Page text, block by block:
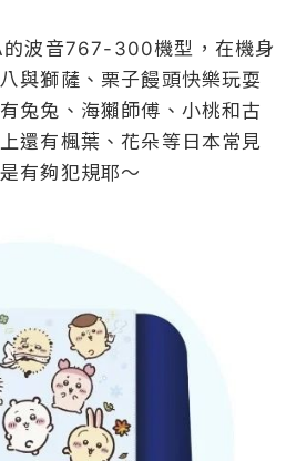
的波音767-300機型，在機身
與獅薩、栗子饅頭快樂玩耍
兔兔、海獺師傅、小桃和古
還有楓葉、花朵等日本常見
有夠犯規耶～